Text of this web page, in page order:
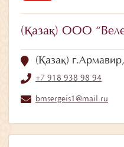
(Қазақ) ООО
(Қазақ)
+7 918 938 98 94
bmsergeis1@mail.ru